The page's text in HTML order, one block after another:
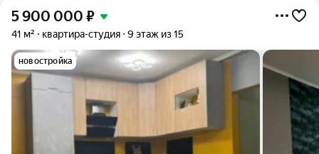
5 900 000 ₽
41 м² квартира-студия 9 этаж из 15
новостройка